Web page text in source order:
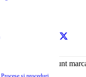
obligatorii sunt